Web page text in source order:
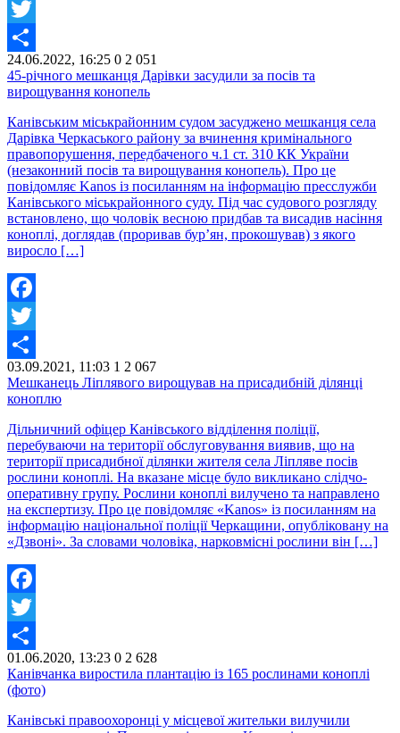
Facebook
Twitter
Share
24.06.2022, 16:25 0 2 051
45-річного мешканця Дарівки засудили за посів та
вирощування конопель
Канівським міськрайонним судом засуджено мешканця села
Дарівка Черкаського району за вчинення кримінального
правопорушення, передбаченого ч.1 ст. 310 КК України
(незаконний посів та вирощування конопель). Про це
повідомляє Kanos із посиланням на інформацію пресслужби
Канівського міськрайонного суду. Під час судового розгляду
встановлено, що чоловік весною придбав та висадив насіння
коноплі, доглядав (проривав бур’ян, прокошував) з якого
виросло […]
Facebook
Twitter
Share
03.09.2021, 11:03 1 2 067
Мешканець Ліплявого вирощував на присадибній ділянці
коноплю
Дільничний офіцер Канівського відділення поліції,
перебуваючи на території обслуговування виявив, що на
території присадибної ділянки жителя села Ліпляве посів
рослини коноплі. На вказане місце було викликано слідчо-
оперативну групу. Рослини коноплі вилучено та направлено
на експертизу. Про це повідомляє «Kanos» із посиланням на
інформацію національної поліції Черкащини, опубліковану на
«Дзвоні». За словами чоловіка, нарковмісні рослини він […]
Facebook
Twitter
Share
01.06.2020, 13:23 0 2 628
Канівчанка виростила плантацію із 165 рослинами коноплі
(фото)
Канівські правоохоронці у місцевої жительки вилучили